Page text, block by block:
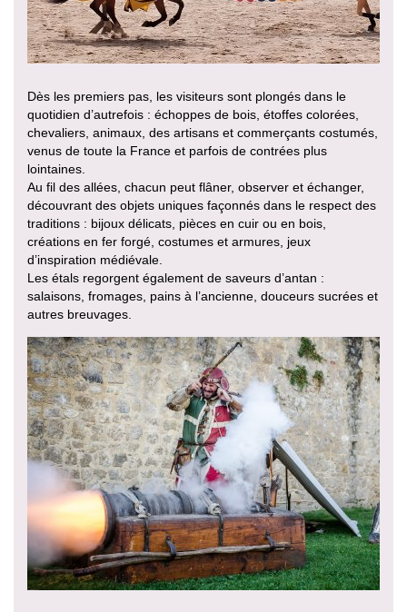
Dès les premiers pas, les visiteurs sont plongés dans le
quotidien d’autrefois : échoppes de bois, étoffes colorées,
chevaliers, animaux, des artisans et commerçants costumés,
venus de toute la France et parfois de contrées plus
lointaines.
Au fil des allées, chacun peut flâner, observer et échanger,
découvrant des objets uniques façonnés dans le respect des
traditions : bijoux délicats, pièces en cuir ou en bois,
créations en fer forgé, costumes et armures, jeux
d’inspiration médiévale.
Les étals regorgent également de saveurs d’antan :
salaisons, fromages, pains à l’ancienne, douceurs sucrées et
autres breuvages.